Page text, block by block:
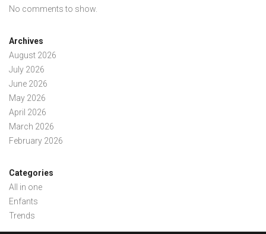
No comments to show.
Archives
August 2026
July 2026
June 2026
May 2026
April 2026
March 2026
February 2026
Categories
All in one
Enfants
Trends